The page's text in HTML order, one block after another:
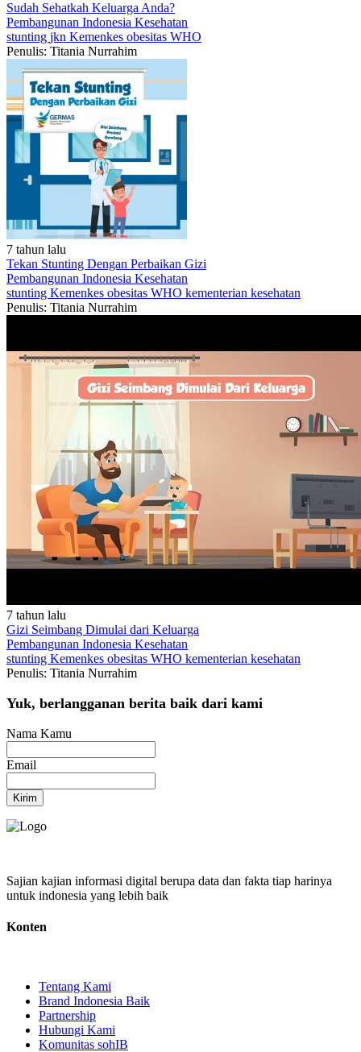
Sudah Sehatkah Keluarga Anda?
Pembangunan Indonesia Kesehatan
stunting jkn Kemenkes obesitas WHO
Penulis: Titania Nurrahim
7 tahun lalu
Tekan Stunting Dengan Perbaikan Gizi
Pembangunan Indonesia Kesehatan
stunting Kemenkes obesitas WHO kementerian kesehatan
Penulis: Titania Nurrahim
7 tahun lalu
Gizi Seimbang Dimulai dari Keluarga
Pembangunan Indonesia Kesehatan
stunting Kemenkes obesitas WHO kementerian kesehatan
Penulis: Titania Nurrahim
Yuk, berlangganan berita baik dari kami
Nama Kamu
Email
Kirim
Sajian kajian informasi digital berupa data dan fakta tiap harinya
untuk indonesia yang lebih baik
Konten
Tentang Kami
Brand Indonesia Baik
Partnership
Hubungi Kami
Komunitas sohIB